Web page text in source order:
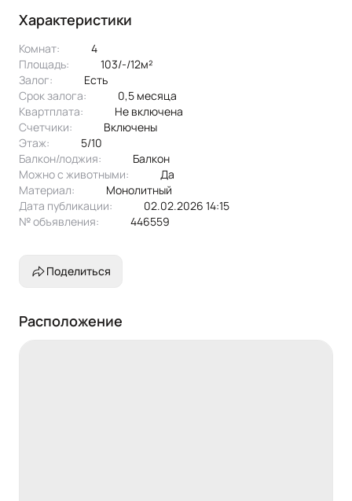
Жильцам предоставляется из мебели: кухонный гарнитур,
диван, диван раскладной, кресла, 2 кровати, шкаф, шкаф-
купе, cтол, стулья. Из техники: холодильник, плита,
микроволновая печь, духовка, стиральная машина.
Эксклюзивное предложение!!
Характеристики
Комнат:
4
Площадь:
103/-/12м²
Залог:
есть
Срок залога:
0,5 месяца
Квартплата:
не включена
Счетчики:
включены
Этаж:
5/10
Балкон/лоджия:
балкон
Можно с животными:
да
Материал:
монолитный
Дата публикации:
02.02.2026 14:15
№ объявления:
446559
Поделиться
Расположение